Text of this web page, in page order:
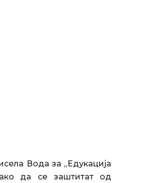
Вода за „Едукација
да се заштитат од